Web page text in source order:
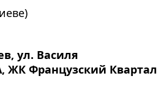
ул. Василя
ЖК Французский Квартал